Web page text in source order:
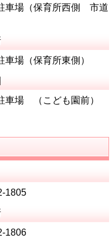
車場（保育所西側 市道
場（保育所東側）
車場 （こども園前）